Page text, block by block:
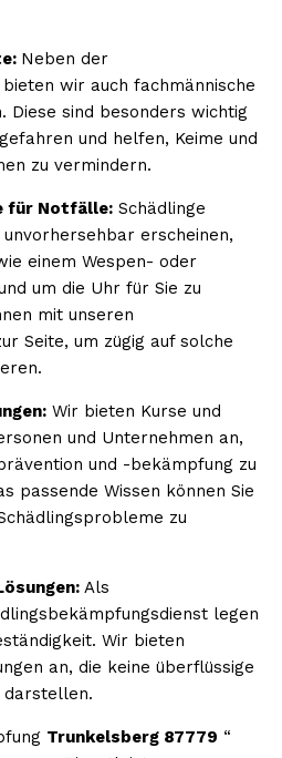
Neben der
wir auch fachmännische
Diese sind besonders wichtig
und helfen, Keime und
zu vermindern.
für Notfälle: Schädlinge
erscheinen,
einem Wespen- oder
um die Uhr für Sie zu
mit unseren
Seite, um zügig auf solche
Wir bieten Kurse und
und Unternehmen an,
und -bekämpfung zu
passende Wissen können Sie
zu
Als
legen
Wir bieten
an, die keine überflüssige
darstellen.
Trunkelsberg 87779 “